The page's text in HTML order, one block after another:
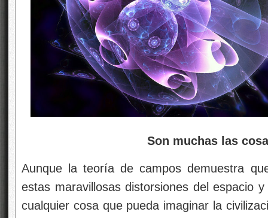
Son muchas las
Aunque la teoría de campos demuestra
estas maravillosas distorsiones del espacio
cualquier cosa que pueda imaginar la